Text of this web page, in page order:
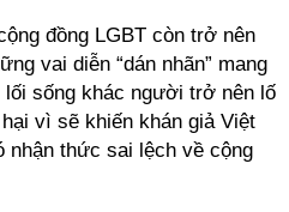
đồng LGBT còn trở nên
vai diễn “dán nhãn” mang
sống khác người trở nên lố
vì sẽ khiến khán giả Việt
nhận thức sai lệch về cộng